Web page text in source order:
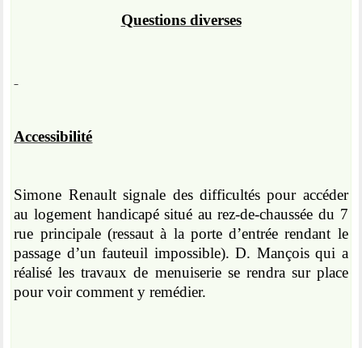
Questions diverses
Accessibilité
Simone Renault signale des difficultés pour accéder
au logement handicapé situé au rez-de-chaussée du 7
rue principale (ressaut à la porte d’entrée rendant le
passage d’un fauteuil impossible). D. Mançois qui a
réalisé les travaux de menuiserie se rendra sur place
pour voir comment y remédier.